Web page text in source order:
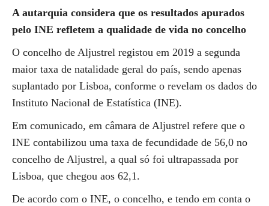
A autarquia considera que os resultados apurados
pelo INE refletem a qualidade de vida no concelho
O concelho de Aljustrel registou em 2019 a segunda
maior taxa de natalidade geral do país, sendo apenas
suplantado por Lisboa, conforme o revelam os dados do
Instituto Nacional de Estatística (INE).
Em comunicado, em câmara de Aljustrel refere que o
INE contabilizou uma taxa de fecundidade de 56,0 no
concelho de Aljustrel, a qual só foi ultrapassada por
Lisboa, que chegou aos 62,1.
De acordo com o INE, o concelho, e tendo em conta o